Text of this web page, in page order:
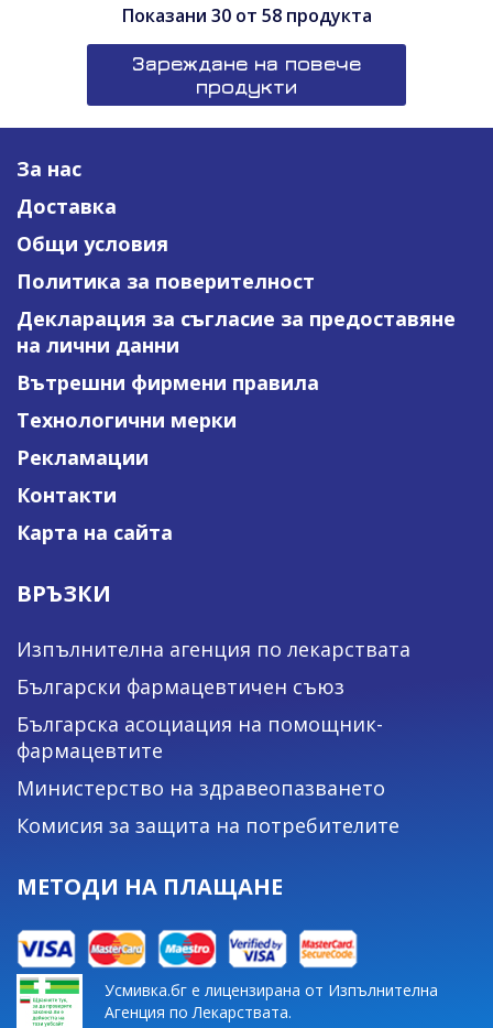
Показани 30от 58продукта
Зареждане на повече
продукти
За нас
Доставка
Общи условия
Политика за поверителност
Декларация за съгласие за предоставяне
на лични данни
Вътрешни фирмени правила
Технологични мерки
Рекламации
Контакти
Карта на сайта
ВРЪЗКИ
Изпълнителна агенция по лекарствата
Български фармацевтичен съюз
Българска асоциация на помощник-
фармацевтите
Министерство на здравеопазването
Комисия за защита на потребителите
МЕТОДИ НА ПЛАЩАНЕ
Усмивка.бг е лицензирана от Изпълнителна
Агенция по Лекарствата.